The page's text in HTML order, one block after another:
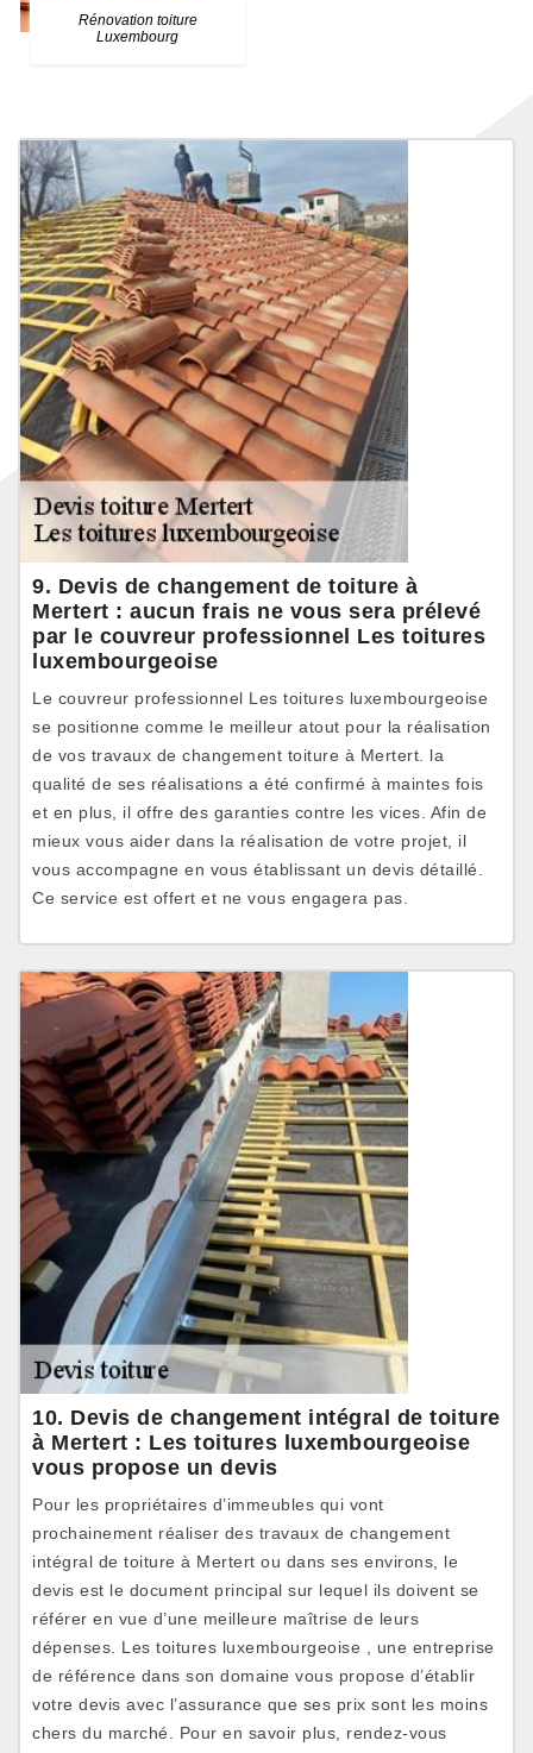
Rénovation toiture
Luxembourg
9. Devis de changement de toiture à
Mertert : aucun frais ne vous sera prélevé
par le couvreur professionnel Les toitures
luxembourgeoise
Le couvreur professionnel Les toitures luxembourgeoise
se positionne comme le meilleur atout pour la réalisation
de vos travaux de changement toiture à Mertert. la
qualité de ses réalisations a été confirmé à maintes fois
et en plus, il offre des garanties contre les vices. Afin de
mieux vous aider dans la réalisation de votre projet, il
vous accompagne en vous établissant un devis détaillé.
Ce service est offert et ne vous engagera pas.
10. Devis de changement intégral de toiture
à Mertert : Les toitures luxembourgeoise
vous propose un devis
Pour les propriétaires d’immeubles qui vont
prochainement réaliser des travaux de changement
intégral de toiture à Mertert ou dans ses environs, le
devis est le document principal sur lequel ils doivent se
référer en vue d’une meilleure maîtrise de leurs
dépenses. Les toitures luxembourgeoise , une entreprise
de référence dans son domaine vous propose d’établir
votre devis avec l’assurance que ses prix sont les moins
chers du marché. Pour en savoir plus, rendez-vous